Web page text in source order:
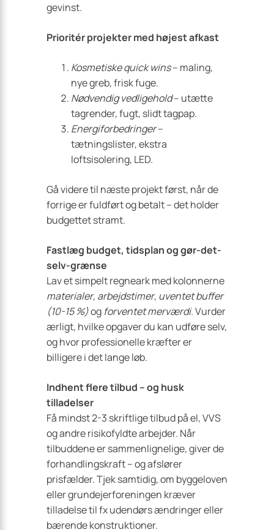
gevinst.
Prioritér projekter med højest afkast
Kosmetiske quick wins– maling,
nye greb, frisk fuge.
Nødvendig vedligehold– utætte
tagrender, fugt, slidt tagpap.
Energiforbedringer–
tætningslister, ekstra
loftsisolering, LED.
Gå videre til næste projekt først, når de
forrige er fuldført og betalt – det holder
budgettet stramt.
Fastlæg budget, tidsplan og gør-det-
selv-grænse
Lav et simpelt regneark med kolonnerne
materialer, arbejdstimer, uventet buffer
(10-15 %)og forventet merværdi. Vurder
ærligt, hvilke opgaver du kan udføre selv,
og hvor professionelle kræfter er
billigere i det lange løb.
Indhent flere tilbud – og husk
tilladelser
Få mindst 2-3 skriftlige tilbud på el, VVS
og andre risikofyldte arbejder. Når
tilbuddene er sammenlignelige, giver de
forhandlingskraft – og afslører
prisfælder. Tjek samtidig, om byggeloven
eller grundejerforeningen kræver
tilladelse til fx udendørs ændringer eller
bærende konstruktioner.